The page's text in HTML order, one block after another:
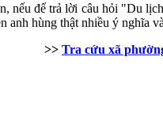
nếu để trả lời câu hỏi "Du
anh hùng thật nhiều ý nghĩa
>> Tra cứu xã